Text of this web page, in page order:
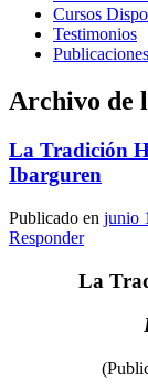
Cursos
Testimonios
Publicaciones
Archivo de
La Tradición
Ibarguren
Publicado en junio
Responder
La